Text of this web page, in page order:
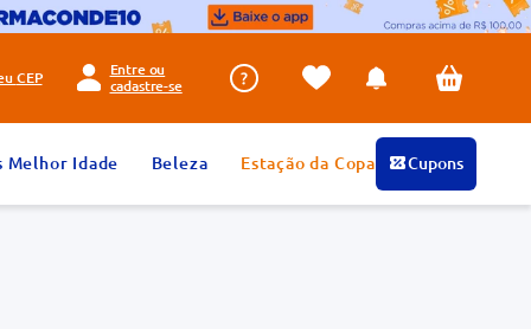
CEP
Entre ou
cadastre-se
Melhor Idade Beleza Estação da Copa Cupons